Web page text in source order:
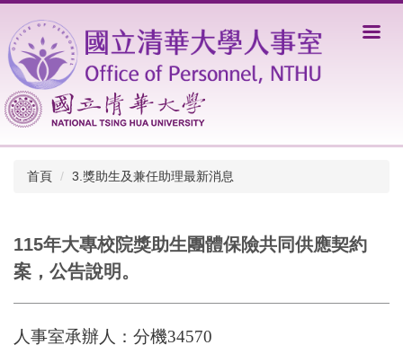
到
主
要
內
容
區
首頁 3.獎助生及兼任助理最新消息
115年大專校院獎助生團體保險共同供應契約
案，公告說明。
人事室承辦人：分機34570